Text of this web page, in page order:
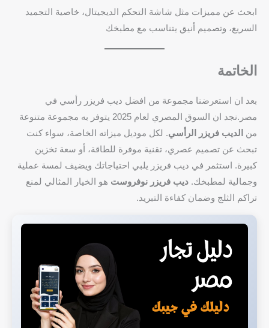
ابحث عن مميزات مثل شاشة التحكم الديجيتال، خاصية التجميد
السريع، وتصميم أنيق يتناسب مع مطبخك
الخاتمة
بعد ان استعرضنا مجموعة من افضل ديب فريزر رأسي في
مصر.نجد ان السوق المصري لعام 2025 يتوفر به مجموعة متنوعة
من الديب فريزر الرأسي. لكل موديل ميزاته الخاصة، سواء كنت
تبحث عن تصميم عصري، تقنية موفرة للطاقة، أو سعة تخزين
كبيرة. استثمر في ديب فريزر يلبي احتياجاتك ويضيف لمسة عملية
وجمالية لمطبخك. ديب فريزر نوفروست هو الخيار المثالي لمنع
تراكم الثلج وضمان كفاءة التبريد.